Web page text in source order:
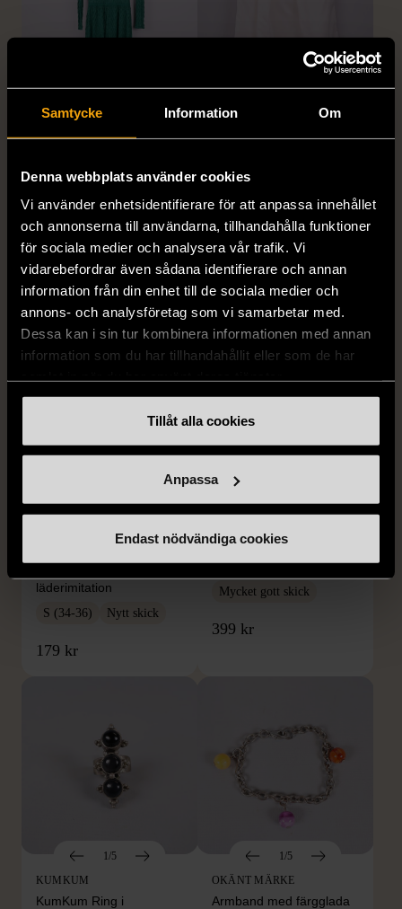
Samtycke Information Om
Denna webbplats använder cookies
Vi använder enhetsidentifierare för att anpassa innehållet
och annonserna till användarna, tillhandahålla funktioner
för sociala medier och analysera vår trafik. Vi
vidarebefordrar även sådana identifierare och annan
information från din enhet till de sociala medier och
annons- och analysföretag som vi samarbetar med.
Dessa kan i sin tur kombinera informationen med annan
information som du har tillhandahållit eller som de har
Tillåt alla cookies
Anpassa
Endast nödvändiga cookies
MISSONI
Missoni - Klänning -
S (34-36) Gott skick
999 kr
Vintage
S (34-36)
Mycket gott skick
999 kr
Dobber - Beige byxor
med resårmidja
läderimitation
S (34-36) Nytt skick
179 kr
Örhängen i sterlingsilver
med spikberlocker
Mycket gott skick
399 kr
1/5
KUMKUM
KumKum Ring i
1/5
OKÄNT MÄRKE
Armband med färgglada